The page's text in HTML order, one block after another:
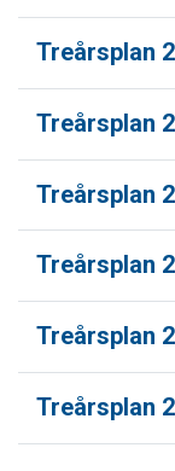
Treårsplan
Treårsplan
Treårsplan
Treårsplan
Treårsplan
Treårsplan